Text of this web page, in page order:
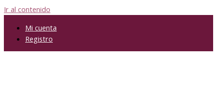
Ir al contenido
Mi cuenta
Registro